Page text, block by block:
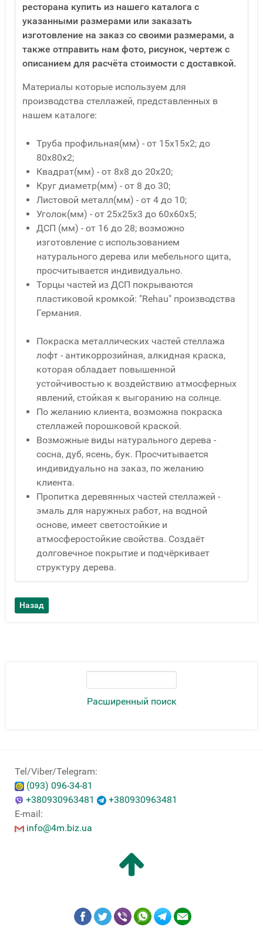
Расширенный поиск
ресторана купить из нашего каталога с
указанными размерами или заказать
изготовление на заказ со своими размерами, а
также отправить нам фото, рисунок, чертеж с
описанием для расчёта стоимости с доставкой.
Материалы которые используем для
производства стеллажей, представленных в
нашем каталоге:
Труба профильная(мм) - от 15x15x2; до
80x80x2;
Квадрат(мм) - от 8x8 до 20x20;
Круг диаметр(мм) - от 8 до 30;
Листовой металл(мм) - от 4 до 10;
Уголок(мм) - от 25x25x3 до 60x60x5;
ДСП (мм) - от 16 до 28; возможно
изготовление с использованием
натурального дерева или мебельного щита,
просчитывается индивидуально.
Торцы частей из ДСП покрываются
пластиковой кромкой: "Rehau" производства
Германия.
Покраска металлических частей стеллажа
лофт - антикоррозийная, алкидная краска,
которая обладает повышенной
устойчивостью к воздействию атмосферных
явлений, стойкая к выгоранию на солнце.
По желанию клиента, возможна покраска
стеллажей порошковой краской.
Возможные виды натурального дерева -
сосна, дуб, ясень, бук. Просчитывается
индивидуально на заказ, по желанию
клиента.
Пропитка деревянных частей стеллажей -
эмаль для наружных работ, на водной
основе, имеет светостойкие и
атмосферостойкие свойства. Создаёт
долговечное покрытие и подчёркивает
структуру дерева.
Tel/Viber/Telegram:
(093) 096-34-81
+380930963481
+380930963481
E-mail:
info@4m.biz.ua